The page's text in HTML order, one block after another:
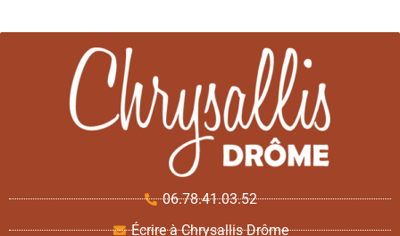
06.78.41.03.52
Écrire à Chrysallis Drôme